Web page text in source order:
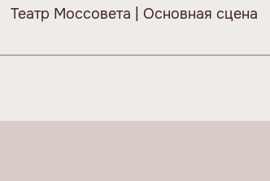
Театр Моссовета | Основная сцена